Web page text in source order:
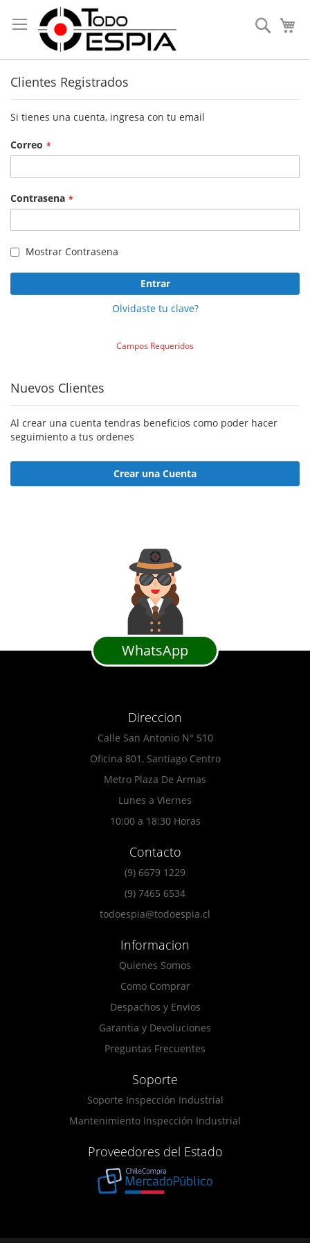
to
Content
Search
Clientes Registrados
Si tienes una cuenta, ingresa con tu email
Correo
Contrasena
Mostrar Contrasena
Entrar
Olvidaste tu clave?
Nuevos Clientes
Al crear una cuenta tendras beneficios como poder hacer
seguimiento a tus ordenes
Crear una Cuenta
WhatsApp
Direccion
Calle San Antonio N° 510
Oficina 801, Santiago Centro
Metro Plaza De Armas
Lunes a Viernes
10:00 a 18:30 Horas
Contacto
(9) 6679 1229
(9) 7465 6534
todoespia@todoespia.cl
Informacion
Quienes Somos
Como Comprar
Despachos y Envios
Garantia y Devoluciones
Preguntas Frecuentes
Soporte
Soporte Inspección Industrial
Mantenimiento Inspección Industrial
Proveedores del Estado